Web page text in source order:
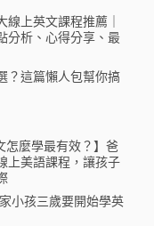
上英文課程推薦｜
分析、心得分享、最
？這篇懶人包幫你搞
怎麼學最有效？】爸
上美語課程，讓孩子
小孩三歲要開始學英